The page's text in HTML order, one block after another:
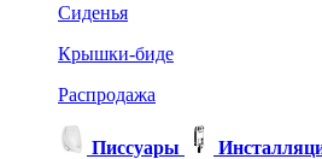
Сиденья
Крышки-биде
Распродажа
Писсуары